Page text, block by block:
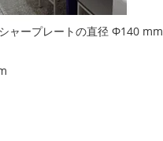
ャープレートの直径 Ф140 mm